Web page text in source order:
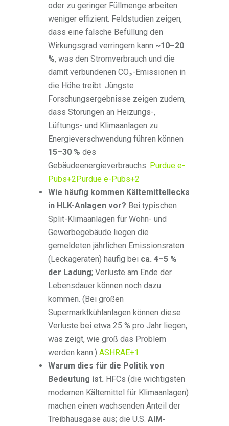
oder zu geringer Füllmenge arbeiten
weniger effizient. Feldstudien zeigen,
dass eine falsche Befüllung den
Wirkungsgrad verringern kann ~10–20
%, was den Stromverbrauch und die
damit verbundenen CO₂-Emissionen in
die Höhe treibt. Jüngste
Forschungsergebnisse zeigen zudem,
dass Störungen an Heizungs-,
Lüftungs- und Klimaanlagen zu
Energieverschwendung führen können
15–30 % des
Gebäudeenergieverbrauchs. Purdue e-
Pubs+2 Purdue e-Pubs+2
Wie häufig kommen Kältemittellecks
in HLK-Anlagen vor? Bei typischen
Split-Klimaanlagen für Wohn- und
Gewerbegebäude liegen die
gemeldeten jährlichen Emissionsraten
(Leckageraten) häufig bei ca. 4–5 %
der Ladung; Verluste am Ende der
Lebensdauer können noch dazu
kommen. (Bei großen
Supermarktkühlanlagen können diese
Verluste bei etwa 25 % pro Jahr liegen,
was zeigt, wie groß das Problem
werden kann.)ASHRAE+1
Warum dies für die Politik von
Bedeutung ist. HFCs (die wichtigsten
modernen Kältemittel für Klimaanlagen)
machen einen wachsenden Anteil der
Treibhausgase aus; die U.S.AIM-